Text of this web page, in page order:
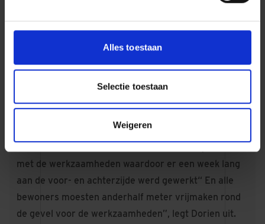
Alles toestaan
Selectie toestaan
Weigeren
Het ophalen van het draagvlak voor de
werkzaamheden bij de huurders verliep soepel.
“Bewoners maakten immers zelf onderdeel uit van
de planvorming”, verklaart Dorien. “En iedereen
sommige puien waren zelfs niet meer waterdicht.”
met de werkzaamheden waardoor er een week lang
aan de voor- en achterzijde werd gewerkt“ En alle
bewoners moesten anderhalf meter vrijmaken rond
de gevel voor de werkzaamheden”, legt Dorien uit.